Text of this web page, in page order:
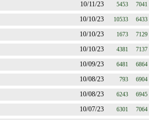
10/11/23 5453 7041
10/10/23 10533 6433
10/10/23 1673 7129
10/10/23 4381 7137
10/09/23 6481 6864
10/08/23 793 6904
10/08/23 6243 6945
10/07/23 6301 7064